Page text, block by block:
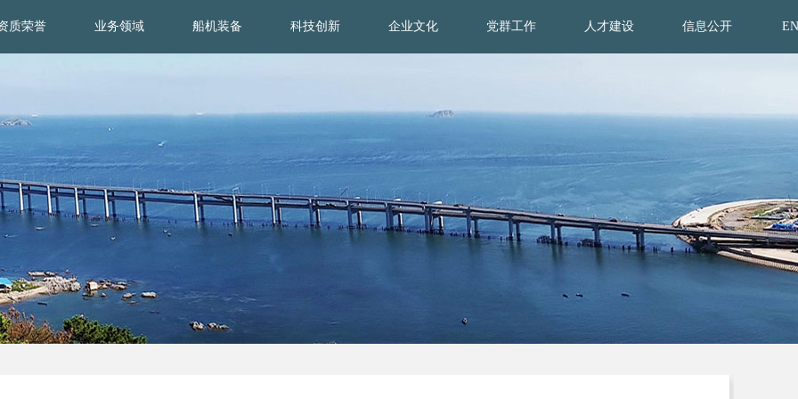
质荣誉 业务领域 船机装备 科技创新 企业文化 党群工作 人才建设 信息公开 EN